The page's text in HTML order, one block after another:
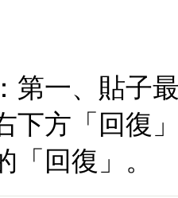
第一、貼子
下方「回復
「回復」。